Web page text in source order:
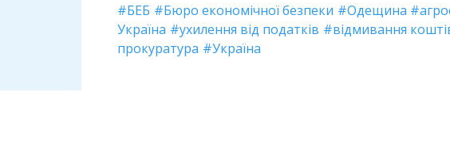
БЕБ Бюро економічної безпеки Одещина
Україна
ухилення від податків відмивання
прокуратура
Україна